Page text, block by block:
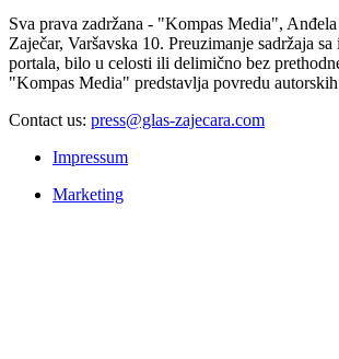
Sva prava zadržana - "Kompas Media",
Zaječar, Varšavska 10. Preuzimanje sadržaja
portala, bilo u celosti ili delimično bez
"Kompas Media" predstavlja povredu
Contact us: press@glas-zajecara.com
Impressum
Marketing